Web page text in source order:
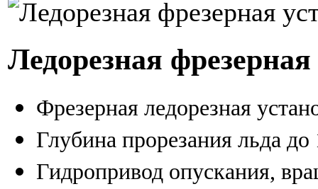
Ледорезная
Фрезерная ледорезная
Глубина прорезания льда
Гидропривод опускания,